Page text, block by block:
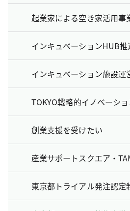
起業家による空き家活用事
インキュベーションHUB
インキュベーション施設運
TOKYO戦略的イノベーシ
創業支援を受けたい
産業サポートスクエア・
東京都トライアル発注認定